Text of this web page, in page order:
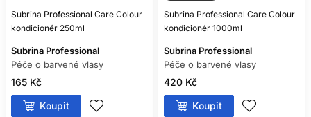
Subrina Professional Care Colour
kondicionér 250ml
Subrina Professional
Péče o barvené vlasy
165 Kč
Koupit
Subrina Professional Care Colour
kondicionér 1000ml
Subrina Professional
Péče o barvené vlasy
420 Kč
Koupit